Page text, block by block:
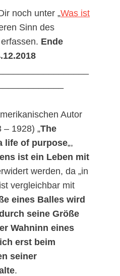
noch unter „Was ist
Sinn des
erfassen. Ende
Autor
– 1928) „The
life of purpose„,
ist ein Leben mit
werden, da „in
vergleichbar mit
eines Balles wird
seine Größe
Wahninn eines
erst beim
seiner
.